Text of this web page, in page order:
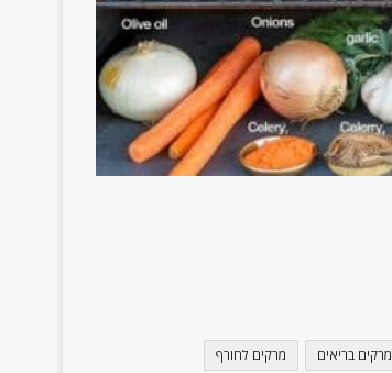
מרקים בריאים מרקים לחורף